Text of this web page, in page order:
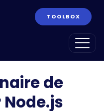
TOOLBOX
de